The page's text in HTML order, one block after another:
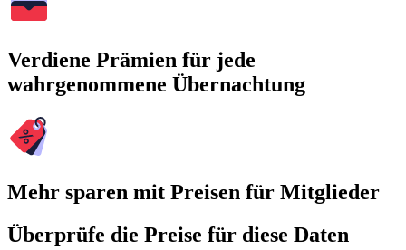
Verdiene Prämien für jede
wahrgenommene Übernachtung
Mehr sparen mit Preisen für Mitglieder
Überprüfe die Preise für diese Daten